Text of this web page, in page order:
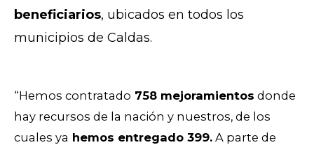
beneficiarios, ubicados en todos los
municipios de Caldas.
“Hemos contratado 758 mejoramientos donde
hay recursos de la nación y nuestros, de los
cuales ya hemos entregado 399. A parte de